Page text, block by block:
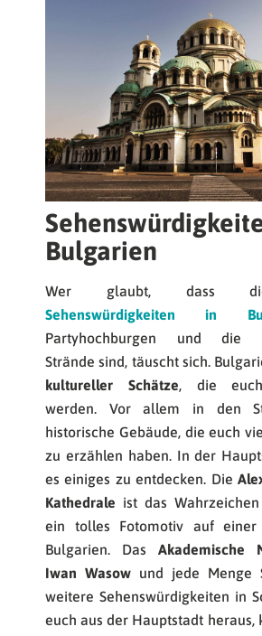
Bulgarien
Wer glaubt, dass
Sehenswürdigkeiten in
Partyhochburgen und die
Strände sind, täuscht sich.
kultureller Schätze, die euch
werden. Vor allem in den
historische Gebäude, die euch
zu erzählen haben. In der
es einiges zu entdecken. Die
Kathedrale ist das
ein tolles Fotomotiv auf einer
Bulgarien. Das Akademische
Iwan Wasow und jede Menge
weitere Sehenswürdigkeiten in
euch aus der Hauptstadt heraus,